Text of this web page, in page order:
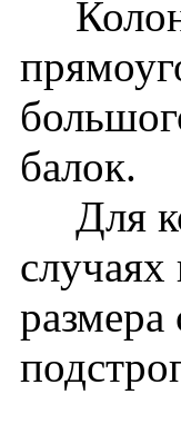
балок.
Для